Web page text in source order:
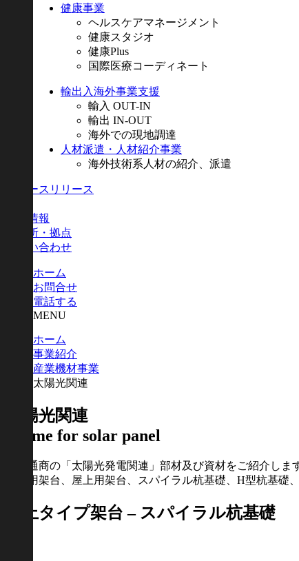
健康事業
ヘルスケアマネージメント
健康スタジオ
健康Plus
国際医療コーディネート
輸出入海外事業支援
輸入 OUT-IN
輸出 IN-OUT
海外での現地調達
人材派遣・人材紹介事業
海外技術系人材の紹介、派遣
ニュースリリース
会社情報
事業所・拠点
お問い合わせ
ホーム
お問合せ
電話する
MENU
ホーム
事業紹介
産業機材事業
太陽光関連
太陽光関連
Frame for solar panel
協和通商の「太陽光発電関連」部材及び資材をご紹介しま
地上用架台、屋上用架台、スパイラル杭基礎、H型杭基
地上タイプ架台 – スパイラル杭基礎